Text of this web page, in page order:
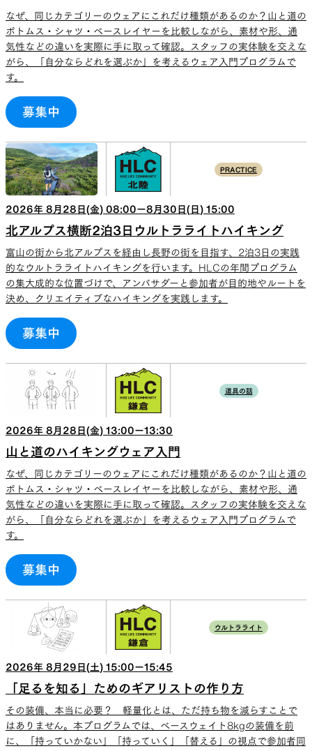
なぜ、同じカテゴリーのウェアにこれだけ種類があるのか？山と道の
ボトムス・シャツ・ベースレイヤーを比較しながら、素材や形、通
気性などの違いを実際に手に取って確認。スタッフの実体験を交えな
がら、「自分ならどれを選ぶか」を考えるウェア入門プログラムで
す。
募集中
PRACTICE
2026年 8 月 28 日(金) 08:00ー8 月 30 日( 日 ) 15:00
北アルプス横断2泊3日ウルトラライトハイキング
富山の街から北アルプスを経由し長野の街を目指す、2泊3日の実践
的なウルトラライトハイキングを行います。HLCの年間プログラム
の集大成的な位置づけで、アンバサダーと参加者が目的地やルートを
決め、クリエイティブなハイキングを実践します。
募集中
道具の話
2026年 8 月 28 日(金) 13:00ー13:30
山と道のハイキングウェア入門
なぜ、同じカテゴリーのウェアにこれだけ種類があるのか？山と道の
ボトムス・シャツ・ベースレイヤーを比較しながら、素材や形、通
気性などの違いを実際に手に取って確認。スタッフの実体験を交えな
がら、「自分ならどれを選ぶか」を考えるウェア入門プログラムで
す。
募集中
ウルトラライト
2026年 8 月 29 日(土) 15:00ー15:45
「足るを知る」ためのギアリストの作り方
その装備、本当に必要？ 軽量化とは、ただ持ち物を減らすことで
はありません。本プログラムでは、ベースウェイト8kgの装備を前
に、「持っていかない」「持っていく」「替える」の視点で参加者同